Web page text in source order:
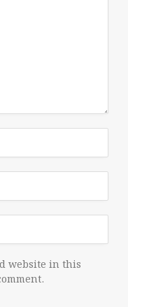
website in this